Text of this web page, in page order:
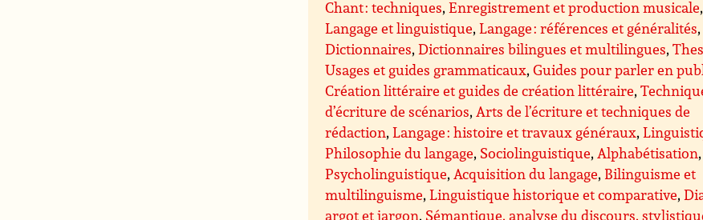
Chant : techniques,Enregistrement et production musicale,
Langage et linguistique,Langage : références et généralités,
Dictionnaires,Dictionnaires bilingues et multilingues,
Usages et guides grammaticaux,Guides pour parler en
Création littéraire et guides de création littéraire,
d’écriture de scénarios,Arts de l’écriture et techniques de
rédaction,Langage : histoire et travaux généraux,
Philosophie du langage, Sociolinguistique,Alphabétisation,
Psycholinguistique,Acquisition du langage, Bilinguisme et
multilinguisme,Linguistique historique et comparative,
argot et jargon, Sémantique, analyse du discours,